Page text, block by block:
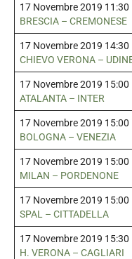
17 Novembre 2019 11:30
BRESCIA – CREMONESE
17 Novembre 2019 14:30
CHIEVO VERONA –
17 Novembre 2019 15:00
ATALANTA – INTER
17 Novembre 2019 15:00
BOLOGNA – VENEZIA
17 Novembre 2019 15:00
MILAN – PORDENONE
17 Novembre 2019 15:00
SPAL – CITTADELLA
17 Novembre 2019 15:30
H. VERONA – CAGLIARI